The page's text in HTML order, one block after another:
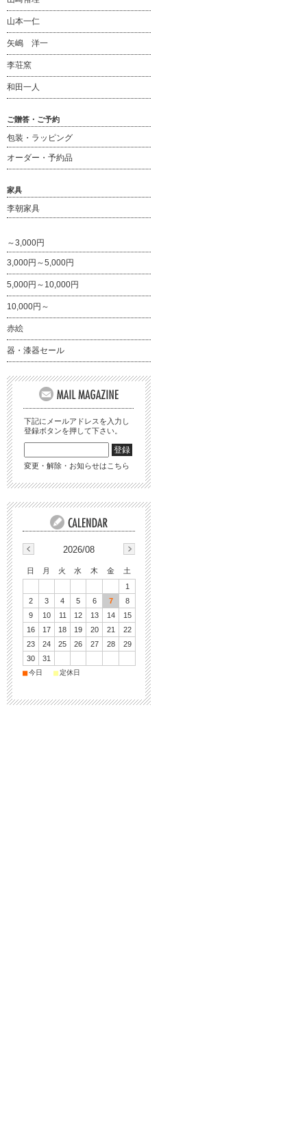
山本一仁
矢嶋 洋一
李荘窯
和田一人
ご贈答・ご予約
包装・ラッピング
オーダー・予約品
家具
李朝家具
～3,000円
3,000円～5,000円
5,000円～10,000円
10,000円～
赤絵
器・漆器セール
下記にメールアドレスを入力し
登録ボタンを押して下さい。
変更・解除・お知らせはこちら
2026/08
日 月 火 水 木 金
土
1
2
3 4 5 6 7
8
9
10 11 12 13 14
15
16
17 18 19 20 21
22
23
24 25 26 27 28
29
30
31
■今日 ■定休日